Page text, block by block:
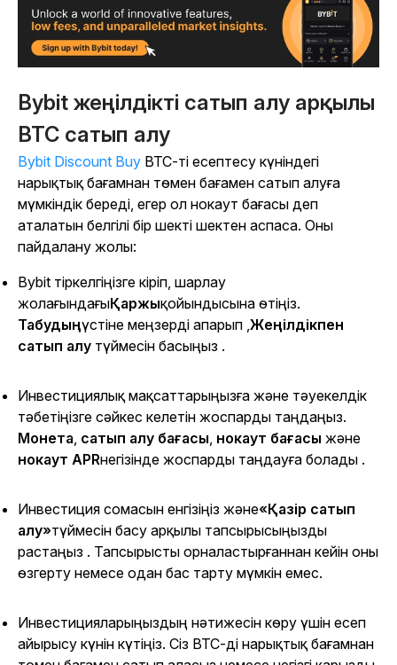
Bybit жеңілдікті сатып алу арқылы
BTC сатып алу
Bybit Discount Buy BTC-ті есептесу күніндегі
нарықтық бағамнан төмен бағамен сатып алуға
мүмкіндік береді, егер ол нокаут бағасы деп
аталатын белгілі бір шекті шектен аспаса. Оны
пайдалану жолы:
Bybit тіркелгіңізге кіріп, шарлау
жолағындағыҚаржықойындысына өтіңіз.
Табудыңүстіне меңзерді апарып ,Жеңілдікпен
сатып алу түймесін басыңыз .
Инвестициялық мақсаттарыңызға және тәуекелдік
тәбетіңізге сәйкес келетін жоспарды таңдаңыз.
Монета, сатып алу бағасы, нокаут бағасы және
нокаут APRнегізінде жоспарды таңдауға болады .
Инвестиция сомасын енгізіңіз және«Қазір сатып
алу»түймесін басу арқылы тапсырысыңызды
растаңыз . Тапсырысты орналастырғаннан кейін оны
өзгерту немесе одан бас тарту мүмкін емес.
Инвестицияларыңыздың нәтижесін көру үшін есеп
айырысу күнін күтіңіз. Сіз BTC-ді нарықтық бағамнан